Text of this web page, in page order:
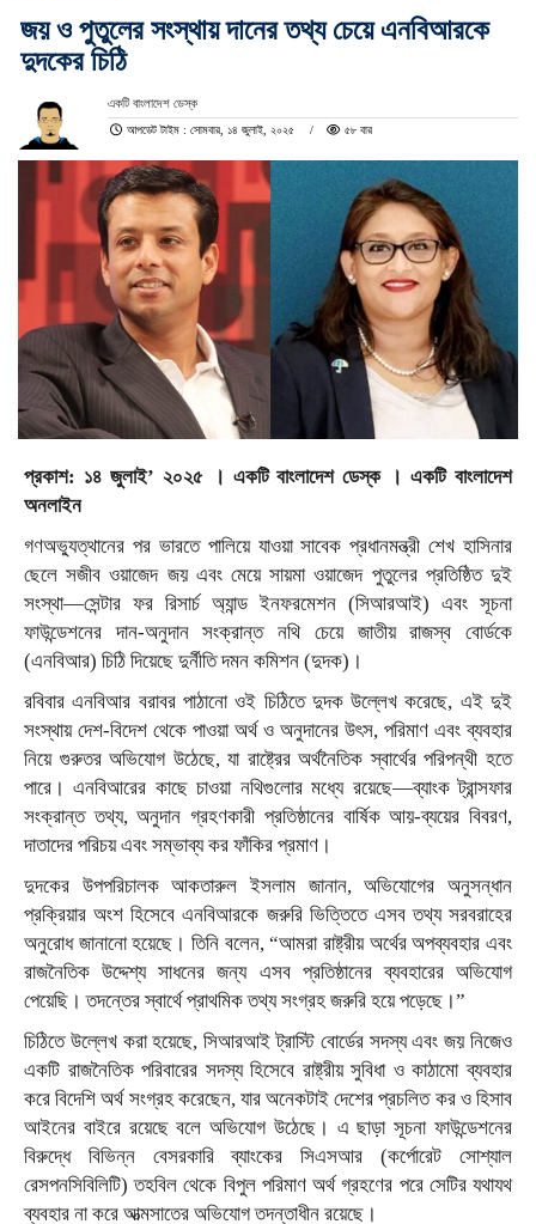
জয় ও পুতুলের সংস্থায় দানের তথ্য চেয়ে এনবিআরকে
দুদকের চিঠি
একটি বাংলাদেশ ডেস্ক
আপডেট টাইম : সোমবার, ১৪ জুলাই, ২০২৫ ৫৮ বার
প্রকাশ: ১৪ জুলাই’ ২০২৫ । একটি বাংলাদেশ ডেস্ক । একটি বাংলাদেশ
অনলাইন
গণঅভ্যুত্থানের পর ভারতে পালিয়ে যাওয়া সাবেক প্রধানমন্ত্রী শেখ হাসিনার
ছেলে সজীব ওয়াজেদ জয় এবং মেয়ে সায়মা ওয়াজেদ পুতুলের প্রতিষ্ঠিত দুই
সংস্থা—সেন্টার ফর রিসার্চ অ্যান্ড ইনফরমেশন (সিআরআই) এবং সূচনা
ফাউন্ডেশনের দান-অনুদান সংক্রান্ত নথি চেয়ে জাতীয় রাজস্ব বোর্ডকে
(এনবিআর) চিঠি দিয়েছে দুর্নীতি দমন কমিশন (দুদক)।
রবিবার এনবিআর বরাবর পাঠানো ওই চিঠিতে দুদক উল্লেখ করেছে, এই দুই
সংস্থায় দেশ-বিদেশ থেকে পাওয়া অর্থ ও অনুদানের উৎস, পরিমাণ এবং ব্যবহার
নিয়ে গুরুতর অভিযোগ উঠেছে, যা রাষ্ট্রের অর্থনৈতিক স্বার্থের পরিপন্থী হতে
পারে। এনবিআরের কাছে চাওয়া নথিগুলোর মধ্যে রয়েছে—ব্যাংক ট্রান্সফার
সংক্রান্ত তথ্য, অনুদান গ্রহণকারী প্রতিষ্ঠানের বার্ষিক আয়-ব্যয়ের বিবরণ,
দাতাদের পরিচয় এবং সম্ভাব্য কর ফাঁকির প্রমাণ।
দুদকের উপপরিচালক আকতারুল ইসলাম জানান, অভিযোগের অনুসন্ধান
প্রক্রিয়ার অংশ হিসেবে এনবিআরকে জরুরি ভিত্তিতে এসব তথ্য সরবরাহের
অনুরোধ জানানো হয়েছে। তিনি বলেন, “আমরা রাষ্ট্রীয় অর্থের অপব্যবহার এবং
রাজনৈতিক উদ্দেশ্য সাধনের জন্য এসব প্রতিষ্ঠানের ব্যবহারের অভিযোগ
পেয়েছি। তদন্তের স্বার্থে প্রাথমিক তথ্য সংগ্রহ জরুরি হয়ে পড়েছে।”
চিঠিতে উল্লেখ করা হয়েছে, সিআরআই ট্রাস্টি বোর্ডের সদস্য এবং জয় নিজেও
একটি রাজনৈতিক পরিবারের সদস্য হিসেবে রাষ্ট্রীয় সুবিধা ও কাঠামো ব্যবহার
করে বিদেশি অর্থ সংগ্রহ করেছেন, যার অনেকটাই দেশের প্রচলিত কর ও হিসাব
আইনের বাইরে রয়েছে বলে অভিযোগ উঠেছে। এ ছাড়া সূচনা ফাউন্ডেশনের
বিরুদ্ধে বিভিন্ন বেসরকারি ব্যাংকের সিএসআর (কর্পোরেট সোশ্যাল
রেসপনসিবিলিটি) তহবিল থেকে বিপুল পরিমাণ অর্থ গ্রহণের পরে সেটির যথাযথ
ব্যবহার না করে আত্মসাতের অভিযোগ তদন্তাধীন রয়েছে।